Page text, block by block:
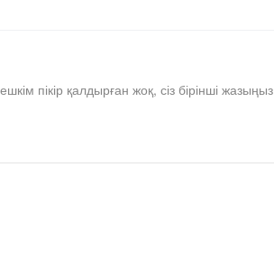
пікір қалдырған жоқ, сіз бірінші жазыңыз